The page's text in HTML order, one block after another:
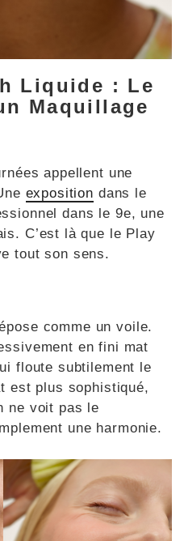
Liquide : Le
Maquillage
appellent une
exposition dans le
dans le 9e, une
C’est là que le Play
tout son sens.
comme un voile.
en fini mat
floute subtilement le
est plus sophistiqué,
ne voit pas le
une harmonie.